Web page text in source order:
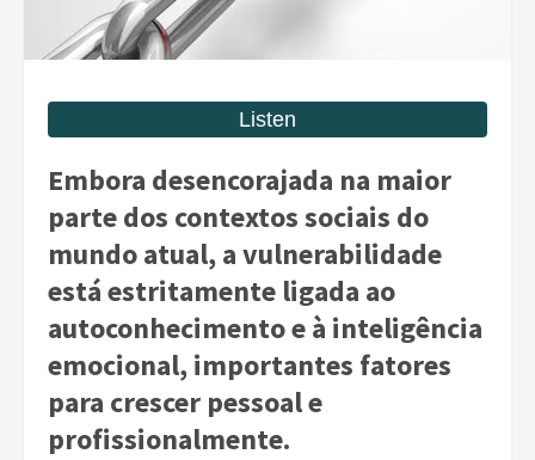
Embora desencorajada na maior
parte dos contextos sociais do
mundo atual, a vulnerabilidade
está estritamente ligada ao
autoconhecimento e à inteligência
emocional, importantes fatores
para crescer pessoal e
profissionalmente.